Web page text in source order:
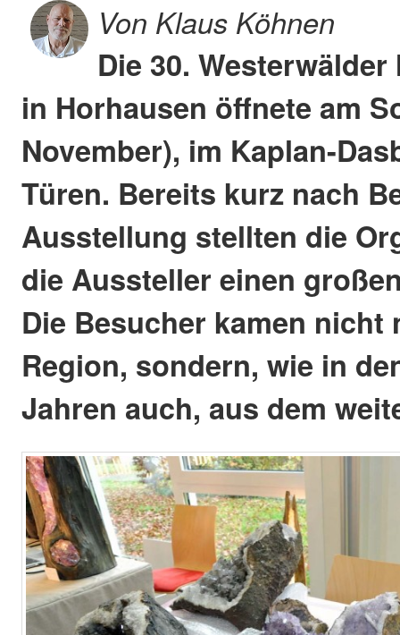
Von Klaus Köhnen
Die 30.
in Horhausen öffnete am
November), im Kaplan-
Türen. Bereits kurz nach
Ausstellung stellten die
die Aussteller einen
Die Besucher kamen nicht
Region, sondern, wie in
Jahren auch, aus dem